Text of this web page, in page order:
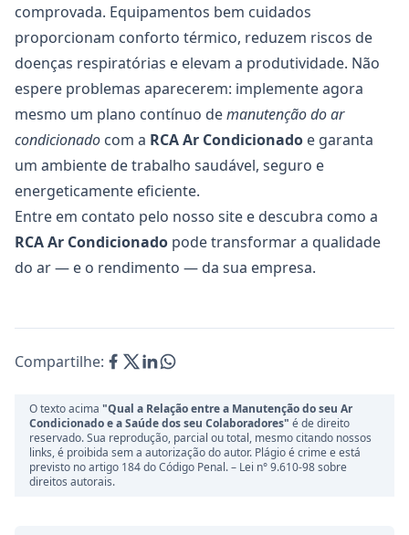
comprovada. Equipamentos bem cuidados
proporcionam conforto térmico, reduzem riscos de
doenças respiratórias e elevam a produtividade. Não
espere problemas aparecerem: implemente agora
mesmo um plano contínuo demanutenção do ar
condicionado com a RCA Ar Condicionado e garanta
um ambiente de trabalho saudável, seguro e
energeticamente eficiente.
Entre em contato pelo nosso site e descubra como a
RCA Ar Condicionado pode transformar a qualidade
do ar — e o rendimento — da sua empresa.
Compartilhe:
O texto acima "Qual a Relação entre a Manutenção do seu Ar
Condicionado e a Saúde dos seu Colaboradores" é de direito
reservado. Sua reprodução, parcial ou total, mesmo citando nossos
links, é proibida sem a autorização do autor. Plágio é crime e está
previsto no artigo 184 do Código Penal. – Lei n° 9.610-98 sobre
direitos autorais.